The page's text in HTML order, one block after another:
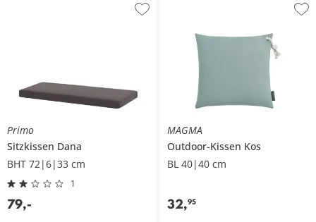
Primo
Sitzkissen Dana
BHT 72|6|33 cm
1
79,-
MAGMA
Outdoor-Kissen Kos
BL 40|40 cm
32,95